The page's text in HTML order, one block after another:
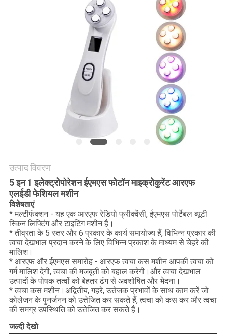
उत्पाद विवरण
5 इन 1 इलेक्ट्रोपोरेशन ईएमएस फोटॉन माइक्रोकुरेंट आरएफ
एलईडी फेशियल मशीन
विशेषताएं:
* मल्टीफंक्शन - यह एक आरएफ रेडियो फ्रीक्वेंसी, ईएमएस पोर्टेबल ब्यूटी
स्किन लिफ्टिंग और टाइटिंग मशीन है।
* तीव्रता के 5 स्तर और 6 प्रकार के कार्य समायोज्य हैं, विभिन्न प्रकार की
त्वचा देखभाल प्रदान करने के लिए विभिन्न प्रकाश के माध्यम से चेहरे की
मालिश।
* आरएफ और ईएमएस समारोह - आरएफ त्वचा कस मशीन आपकी त्वचा को
गर्म मालिश देगी, त्वचा की मजबूती को बहाल करेगी।और त्वचा देखभाल
उत्पादों के पोषक तत्वों को बेहतर ढंग से अवशोषित और भेदना।
* त्वचा कस मशीन।अद्वितीय, गहरे, उत्तेजक प्रभावों के साथ काम करें जो
कोलेजन के पुनर्जनन को उत्तेजित कर सकते हैं, त्वचा को कस कर और त्वचा
की समग्र उपस्थिति को उत्तेजित कर सकते हैं।
जल्दी देखो